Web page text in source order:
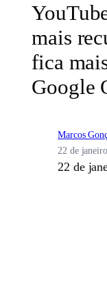
mais
fica
Google
Marcos
22 de
22 de